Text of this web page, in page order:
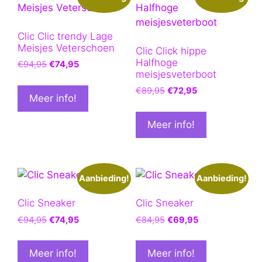
Clic Clic trendy Lage
Meisjes Veterschoen
€94,95 Oorspronkelijke
was:
€94,95.
€74,95Huidige
is:
Meer info!
Clic Click hippe
Halfhoge
meisjesveterboot
€89,95 Oorspronkelijke
was:
€89,95.
€72,95Huidige
is:
Meer info!
Aanbieding!
Clic Sneaker
€94,95 Oorspronkelijke
was:
€94,95.
€74,95Huidige
is:
Meer info!
Aanbieding!
Clic Sneaker
€84,95 Oorspronkelijke
was:
€84,95.
€69,95Huidige
is:
Meer info!